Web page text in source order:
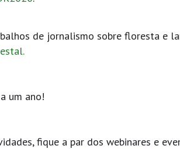
de jornalismo sobre floresta e
um ano!
fique a par dos webinares e